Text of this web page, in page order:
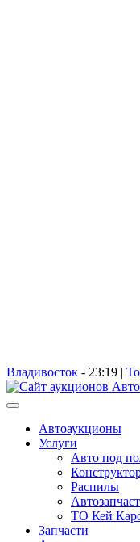
Владивосток - 23:19 |
Автоаукционы
Услуги
Авто под
Распилы
ТО Кей
Запчасти